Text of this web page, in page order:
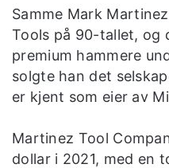
Samme Mark
Tools på 90-tallet, og
premium hammere
solgte han det
er kjent som eier av
Martinez Tool
dollar i 2021, med en